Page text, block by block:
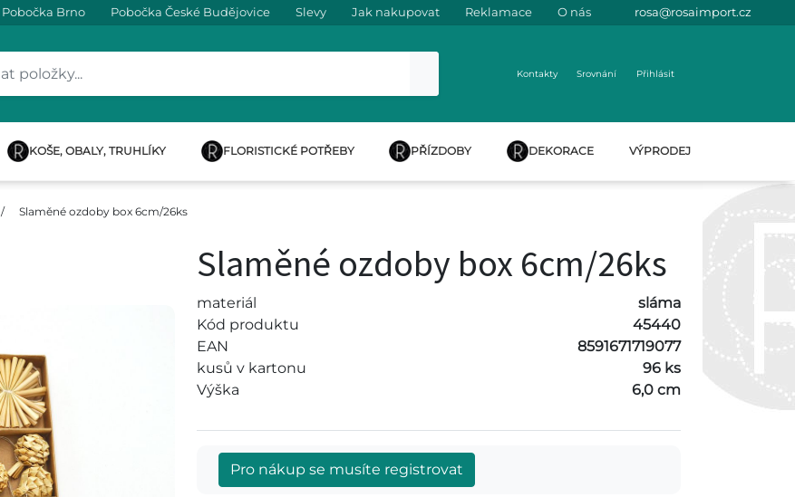
Pobočka Brno Pobočka České Budějovice Slevy Jak nakupovat Reklamace O nás rosa@rosaimport.cz
Kontakty Srovnání Přihlásit
KOŠE, OBALY, TRUHLÍKY FLORISTICKÉ POTŘEBY PŘÍZDOBY DEKORACE VÝPRODEJ
/ Slaměné ozdoby box 6cm/26ks
Slaměné ozdoby box 6cm/26ks
materiál
sláma
Kód produktu
45440
EAN
8591671719077
kusů v kartonu
96 ks
Výška
6,0 cm
Pro nákup se musíte registrovat